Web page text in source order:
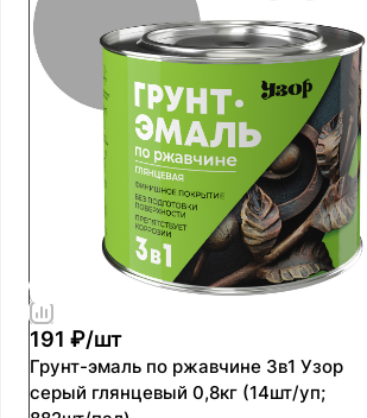
191 ₽/шт
Грунт-эмаль по ржавчине 3в1 Узор
серый глянцевый 0,8кг (14шт/уп;